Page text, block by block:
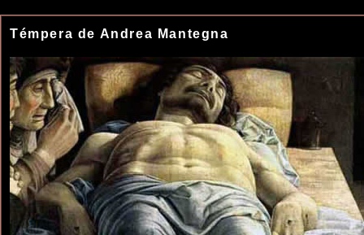
Témpera de Andrea Mantegna